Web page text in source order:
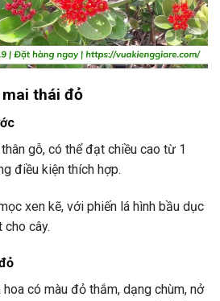
thái đỏ
gỗ, có thể đạt chiều cao từ 1
điều kiện thích hợp.
xen kẽ, với phiến lá hình bầu dục
cây.
có màu đỏ thắm, dạng chùm, nở